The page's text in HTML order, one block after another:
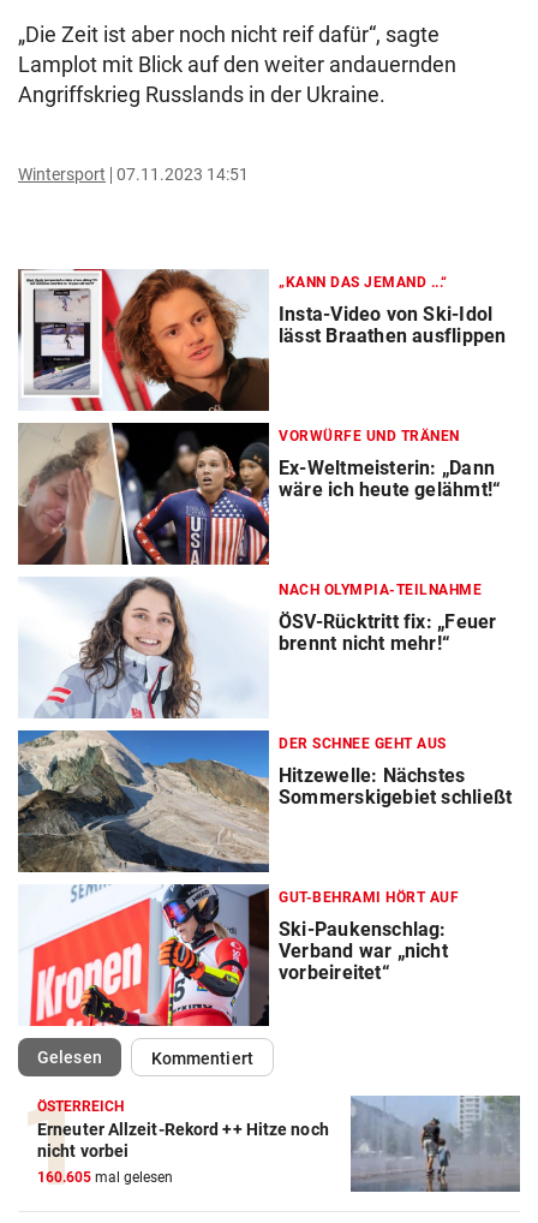
„Die Zeit ist aber noch nicht reif dafür“, sagte
Lamplot mit Blick auf den weiter andauernden
Angriffskrieg Russlands in der Ukraine.
Wintersport 07.11.2023 14:51
„KANN DAS JEMAND ...“
Insta-Video von Ski-Idol
lässt Braathen ausflippen
VORWÜRFE UND TRÄNEN
Ex-Weltmeisterin: „Dann
wäre ich heute gelähmt!“
NACH OLYMPIA-TEILNAHME
ÖSV-Rücktritt fix: „Feuer
brennt nicht mehr!“
DER SCHNEE GEHT AUS
Hitzewelle: Nächstes
Sommerskigebiet schließt
GUT-BEHRAMI HÖRT AUF
Ski-Paukenschlag:
Verband war „nicht
vorbeireitet“
Gelesen(ausgewählt)Kommentiert
ÖSTERREICH
Erneuter Allzeit-Rekord ++ Hitze noch
nicht vorbei
160.605 mal gelesen